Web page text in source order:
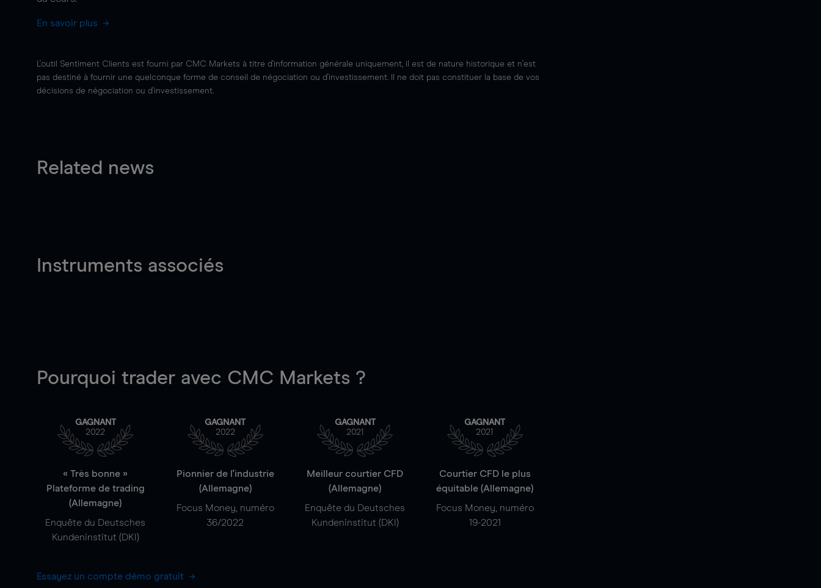
En savoir plus
L'outil Sentiment Clients est fourni par CMC Markets à titre d'information générale uniquement, il est de nature historique et n'est
pas destiné à fournir une quelconque forme de conseil de négociation ou d'investissement. Il ne doit pas constituer la base de vos
décisions de négociation ou d'investissement.
Related news
Instruments associés
Pourquoi trader avec CMC Markets ?
GAGNANT
2022
« Très bonne »
Plateforme de trading
(Allemagne)
Enquête du Deutsches
Kundeninstitut (DKI)
GAGNANT
2022
Pionnier de l'industrie
(Allemagne)
Focus Money, numéro
36/2022
GAGNANT
2021
Meilleur courtier CFD
(Allemagne)
Enquête du Deutsches
Kundeninstitut (DKI)
GAGNANT
2021
Courtier CFD le plus
équitable (Allemagne)
Focus Money, numéro
19-2021
Essayez un compte démo gratuit